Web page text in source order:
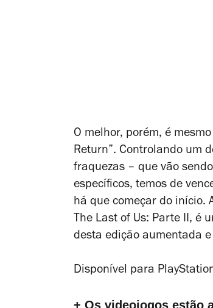
O melhor, porém, é
Return”. Controlando um
fraquezas – que vão
específicos, temos de
há que começar do início.
The Last of Us: Parte II, é
desta edição aumentada
Disponível para
+ Os videojogos estão